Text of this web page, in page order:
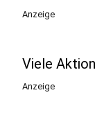
Anzeige
Viele
Anzeige